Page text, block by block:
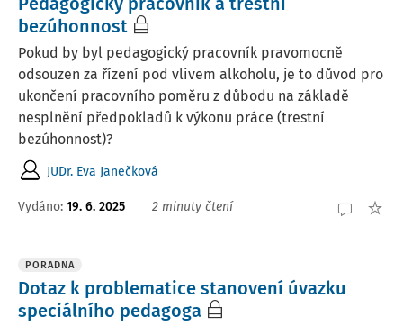
bezúhonnost
Pokud by byl pedagogický pracovník pravomocně
odsouzen za řízení pod vlivem alkoholu, je to důvod pro
ukončení pracovního poměru z důbodu na základě
nesplnění předpokladů k výkonu práce (trestní
bezúhonnost)?
JUDr. Eva Janečková
Vydáno: 19. 6. 2025 2 minuty čtení
PORADNA
Dotaz k problematice stanovení úvazku
speciálního pedagoga